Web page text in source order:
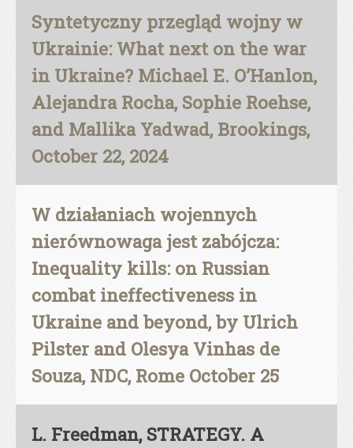
Syntetyczny przegląd wojny w
Ukrainie: What next on the war
in Ukraine? Michael E. O’Hanlon,
Alejandra Rocha, Sophie Roehse,
and Mallika Yadwad, Brookings,
October 22, 2024
W działaniach wojennych
nierównowaga jest zabójcza:
Inequality kills: on Russian
combat ineffectiveness in
Ukraine and beyond, by Ulrich
Pilster and Olesya Vinhas de
Souza, NDC, Rome October 25
L. Freedman, STRATEGY. A